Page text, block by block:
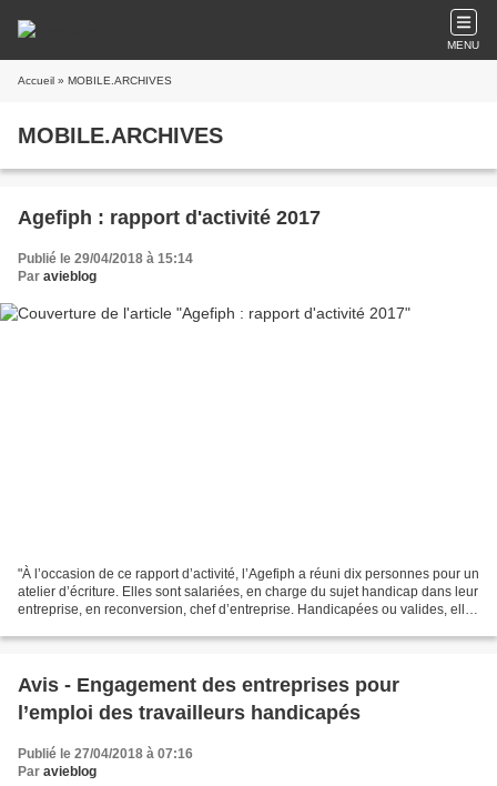
MENU
Accueil » MOBILE.ARCHIVES
MOBILE.ARCHIVES
Agefiph : rapport d'activité 2017
Publié le 29/04/2018 à 15:14
Par avieblog
"À l’occasion de ce rapport d’activité, l’Agefiph a réuni dix personnes pour un
atelier d’écriture. Elles sont salariées, en charge du sujet handicap dans leur
entreprise, en reconversion, chef d’entreprise. Handicapées ou valides, elles
Avis - Engagement des entreprises pour
l’emploi des travailleurs handicapés
Publié le 27/04/2018 à 07:16
Par avieblog